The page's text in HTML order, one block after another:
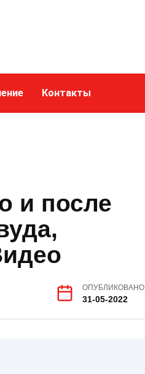
Контакты
и после
ОПУБЛИКОВАНО
31-05-2022